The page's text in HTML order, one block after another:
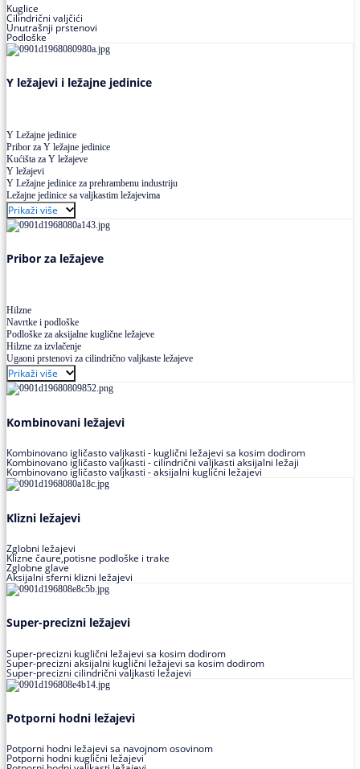
Kuglice
Cilindrični valjčići
Unutrašnji prstenovi
Podloške
Y ležajevi i ležajne jedinice
Y Ležajne jedinice
Pribor za Y ležajne jedinice
Kućišta za Y ležajeve
Y ležajevi
Y Ležajne jedinice za prehrambenu industriju
Ležajne jedinice sa valjkastim ležajevima
Prikaži više
Pribor za ležajeve
Hilzne
Navrtke i podloške
Podloške za aksijalne kuglične ležajeve
Hilzne za izvlačenje
Ugaoni prstenovi za cilindrično valjkaste ležajeve
Prikaži više
Kombinovani ležajevi
Kombinovano igličasto valjkasti - kuglični ležajevi sa kosim dodirom
Kombinovano igličasto valjkasti - cilindrični valjkasti aksijalni ležaji
Kombinovano igličasto valjkasti - aksijalni kuglični ležajevi
Klizni ležajevi
Zglobni ležajevi
Klizne čaure,potisne podloške i trake
Zglobne glave
Aksijalni sferni klizni ležajevi
Super-precizni ležajevi
Super-precizni kuglični ležajevi sa kosim dodirom
Super-precizni aksijalni kuglični ležajevi sa kosim dodirom
Super-precizni cilindrični valjkasti ležajevi
Potporni hodni ležajevi
Potporni hodni ležajevi sa navojnom osovinom
Potporni hodni kuglični ležajevi